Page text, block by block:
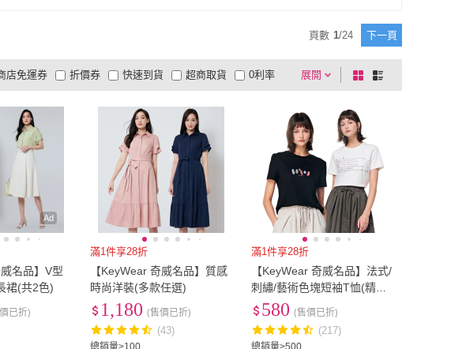
頁數 1/24 下一頁
展開
折價券
有影片
商品有量 電視購物
快速到貨 超商取貨
大家電快配
期配/分次配
店免運券 0利率
貨到付款 超商付款
5
及以上 1 及以上
棋
盤
列
Ad
名品】V型
裙(共2色)
已折)
滿1件享28折
【KeyWear 奇威名品】質感
時尚洋裝(多款任選)
總銷量>100
1,180 (售價已折)
(43)
滿1件享28折
【KeyWear 奇威名品】法式/
刺繡/藝術色塊短袖T恤(精選
多款)
總銷量>500
580 (售價已折)
(217)